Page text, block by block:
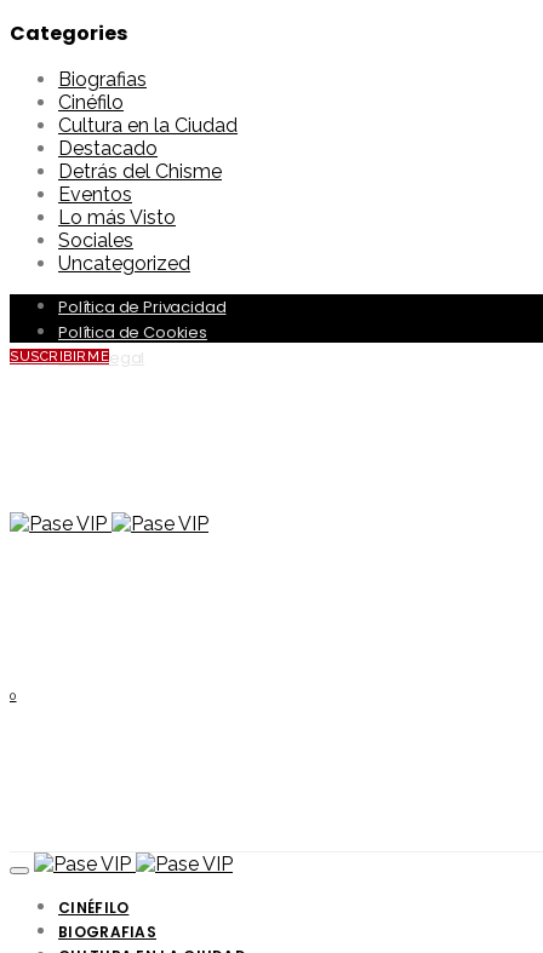
Categories
Biografias
Cinéfilo
Cultura en la Ciudad
Destacado
Detrás del Chisme
Eventos
Lo más Visto
Sociales
Uncategorized
Política de Privacidad
Política de Cookies
Aviso Legal
SUSCRIBIRME
0
CINÉFILO
BIOGRAFIAS